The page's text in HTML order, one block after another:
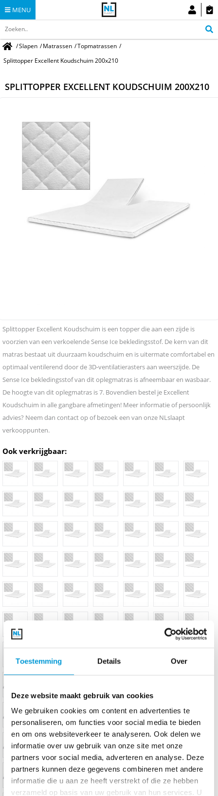
Toestemming Details Over
Deze website maakt gebruik van cookies
We gebruiken cookies om content en advertenties te
personaliseren, om functies voor social media te bieden
en om ons websiteverkeer te analyseren. Ook delen we
informatie over uw gebruik van onze site met onze
partners voor social media, adverteren en analyse. Deze
partners kunnen deze gegevens combineren met andere
informatie die u aan ze heeft verstrekt of die ze hebben
verzameld op basis van uw gebruik van hun services. U
MENU
/Slapen /Matrassen /Topmatrassen /
Splittopper Excellent Koudschuim 200x210
SPLITTOPPER EXCELLENT KOUDSCHUIM 200X210
Splittopper Excellent Koudschuim is een topper die aan een zijde is
voorzien van een verkoelende Sense Ice bekledingsstof. De kern van dit
matras bestaat uit duurzaam koudschuim en is uitermate comfortabel en
optimaal ventilerend door de 3D-ventilatierasters aan weerszijde. De
Sense Ice bekledingsstof van dit oplegmatras is afneembaar en wasbaar.
De hoogte van dit oplegmatras is 7. Bovendien bestel je Excellent
Koudschuim in alle gangbare afmetingen! Meer informatie of persoonlijk
advies? Neem dan contact op of bezoek een van onze NLslaapt
verkooppunten.
Ook verkrijgbaar: